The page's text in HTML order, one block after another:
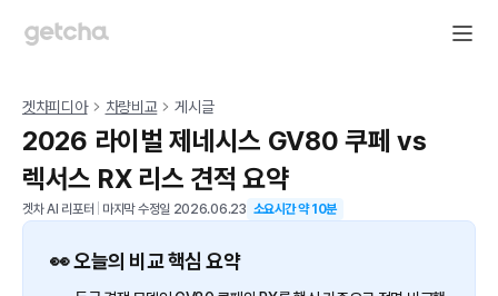
겟차피디아 차량비교 게시글
2026 라이벌 제네시스 GV80 쿠페 vs
렉서스 RX 리스 견적 요약
겟차 AI 리포터 마지막 수정일 2026.06.23 소요시간 약10분
👀 오늘의 비교 핵심 요약